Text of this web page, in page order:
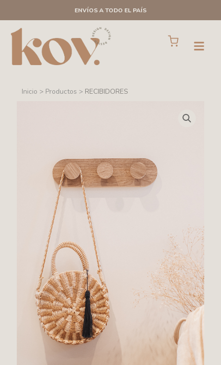
al
contenido
ENVÍOS A TODO EL PAÍS
Open
Cart
Inicio > Productos > RECIBIDORES